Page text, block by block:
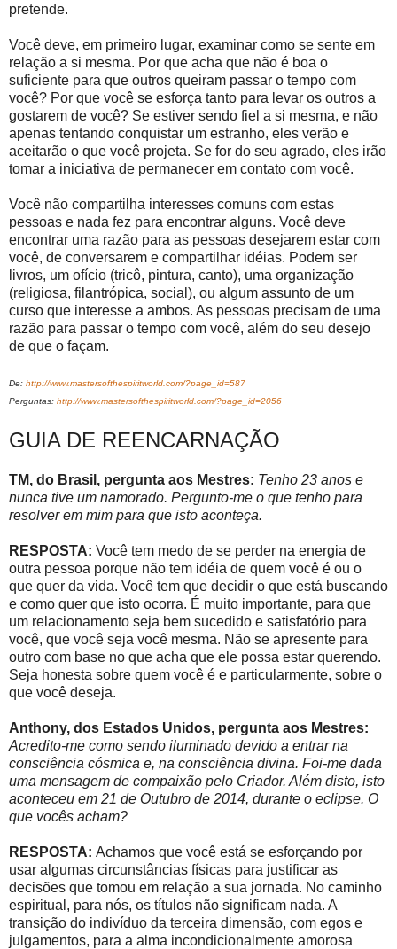
pretende.
Você deve, em primeiro lugar, examinar como se sente em
relação a si mesma. Por que acha que não é boa o
suficiente para que outros queiram passar o tempo com
você? Por que você se esforça tanto para levar os outros a
gostarem de você? Se estiver sendo fiel a si mesma, e não
apenas tentando conquistar um estranho, eles verão e
aceitarão o que você projeta. Se for do seu agrado, eles irão
tomar a iniciativa de permanecer em contato com você.
Você não compartilha interesses comuns com estas
pessoas e nada fez para encontrar alguns. Você deve
encontrar uma razão para as pessoas desejarem estar com
você, de conversarem e compartilhar idéias. Podem ser
livros, um ofício (tricô, pintura, canto), uma organização
(religiosa, filantrópica, social), ou algum assunto de um
curso que interesse a ambos. As pessoas precisam de uma
razão para passar o tempo com você, além do seu desejo
de que o façam.
De: http://www.mastersofthespiritworld.com/?page_id=587
Perguntas: http://www.mastersofthespiritworld.com/?page_id=2056
GUIA DE REENCARNAÇÃO
TM, do Brasil, pergunta aos Mestres: Tenho 23 anos e
nunca tive um namorado. Pergunto-me o que tenho para
resolver em mim para que isto aconteça.
RESPOSTA: Você tem medo de se perder na energia de
outra pessoa porque não tem idéia de quem você é ou o
que quer da vida. Você tem que decidir o que está buscando
e como quer que isto ocorra. É muito importante, para que
um relacionamento seja bem sucedido e satisfatório para
você, que você seja você mesma. Não se apresente para
outro com base no que acha que ele possa estar querendo.
Seja honesta sobre quem você é e particularmente, sobre o
que você deseja.
Anthony, dos Estados Unidos, pergunta aos Mestres:
Acredito-me como sendo iluminado devido a entrar na
consciência cósmica e, na consciência divina. Foi-me dada
uma mensagem de compaixão pelo Criador. Além disto, isto
aconteceu em 21 de Outubro de 2014, durante o eclipse. O
que vocês acham?
RESPOSTA: Achamos que você está se esforçando por
usar algumas circunstâncias físicas para justificar as
decisões que tomou em relação a sua jornada. No caminho
espiritual, para nós, os títulos não significam nada. A
transição do indivíduo da terceira dimensão, com egos e
julgamentos, para a alma incondicionalmente amorosa